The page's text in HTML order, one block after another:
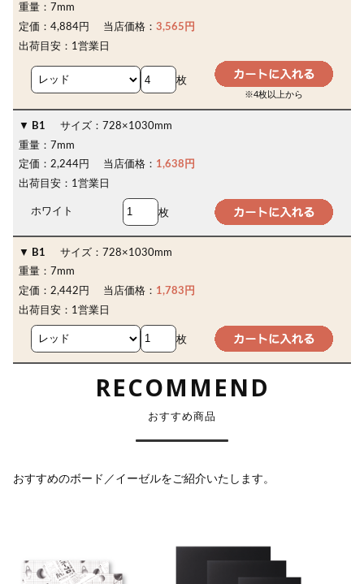
重量： 7mm
定価： 4,884円 当店価格：3,565円
出荷目安： 1営業日
枚
※4枚以上から
B1 サイズ： 728×1030mm
重量： 7mm
定価： 2,244円 当店価格： 1,638円
出荷目安： 1営業日
ホワイト 枚
B1 サイズ： 728×1030mm
重量： 7mm
定価： 2,442円 当店価格： 1,783円
出荷目安： 1営業日
枚
RECOMMEND
おすすめ商品
おすすめのボード／イーゼルをご紹介いたします。